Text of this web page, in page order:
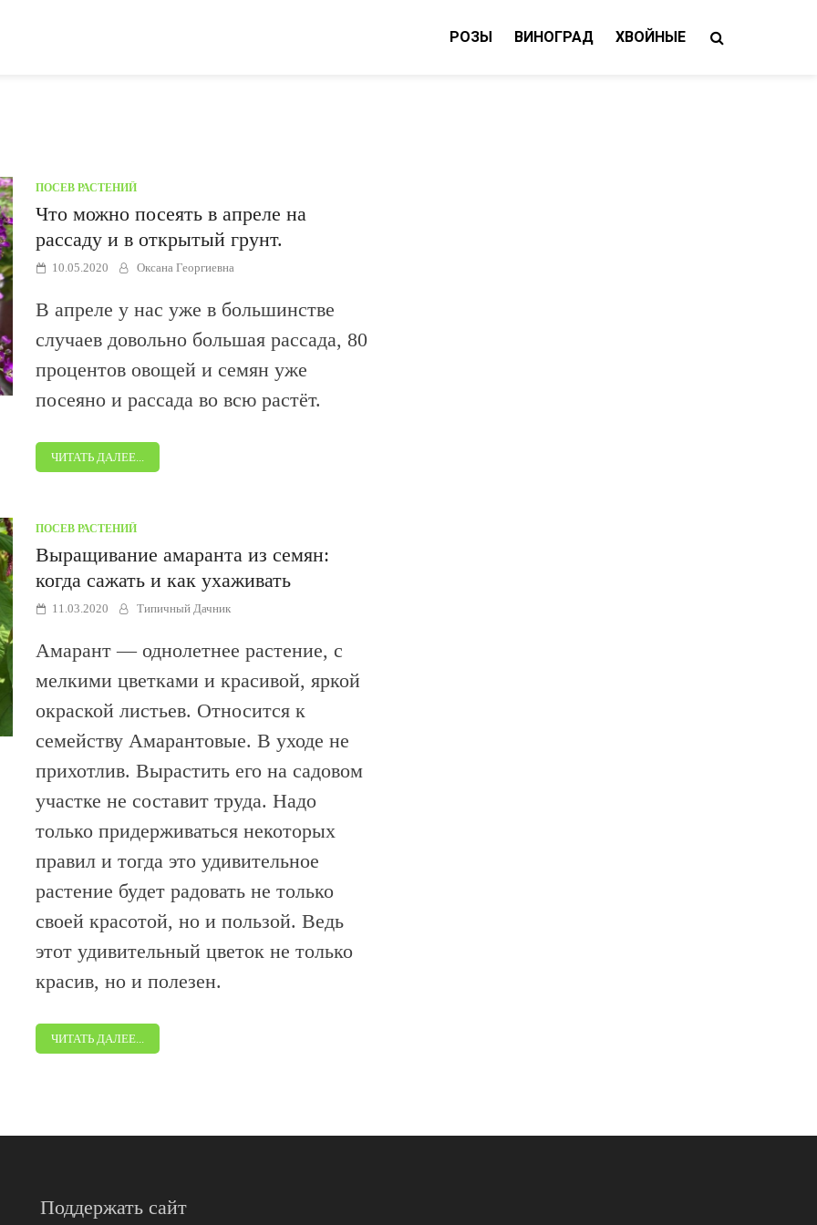
РОЗЫ ВИНОГРАД ХВОЙНЫЕ
ПОСЕВ РАСТЕНИЙ
Что можно посеять в апреле на
рассаду и в открытый грунт.
10.05.2020 Оксана Георгиевна
В апреле у нас уже в большинстве
случаев довольно большая рассада, 80
процентов овощей и семян уже
посеяно и рассада во всю растёт.
ЧИТАТЬ ДАЛЕЕ...
ПОСЕВ РАСТЕНИЙ
Выращивание амаранта из семян:
когда сажать и как ухаживать
11.03.2020 Типичный Дачник
Амарант — однолетнее растение, с
мелкими цветками и красивой, яркой
окраской листьев. Относится к
семейству Амарантовые. В уходе не
прихотлив. Вырастить его на садовом
участке не составит труда. Надо
только придерживаться некоторых
правил и тогда это удивительное
растение будет радовать не только
своей красотой, но и пользой. Ведь
этот удивительный цветок не только
красив, но и полезен.
ЧИТАТЬ ДАЛЕЕ...
Поддержать сайт